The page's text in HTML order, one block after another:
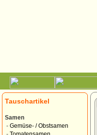
Tauschartikel
Samen
- Gemüse- / Obstsamen